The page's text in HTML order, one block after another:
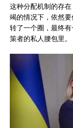
这种分配机制的存
竭的情况下，依然
转了一个圈，最终
策者的私人腰包里。